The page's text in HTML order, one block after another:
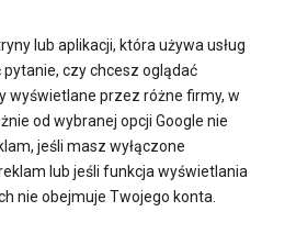
lub aplikacji, która używa usług
czy chcesz oglądać
wyświetlane przez różne firmy, w
od wybranej opcji Google nie
jeśli masz wyłączone
lub jeśli funkcja wyświetlania
nie obejmuje Twojego konta.